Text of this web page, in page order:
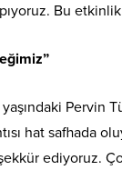
Bu
Pervin
hat safhada
ediyoruz.